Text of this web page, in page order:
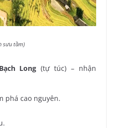
sưu tầm)
Long (tự túc) – nhận
phá cao nguyên.